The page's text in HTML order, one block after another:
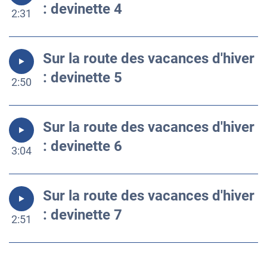
2:31
: devinette 4
2:50
Sur la route des vacances d'hiver
: devinette 5
3:04
Sur la route des vacances d'hiver
: devinette 6
2:51
Sur la route des vacances d'hiver
: devinette 7